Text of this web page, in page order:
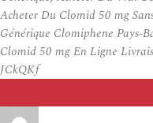
Acheter Du Clomid 50 mg
Générique Clomiphene Pays-
Clomid 50 mg En Ligne
JCkQKf